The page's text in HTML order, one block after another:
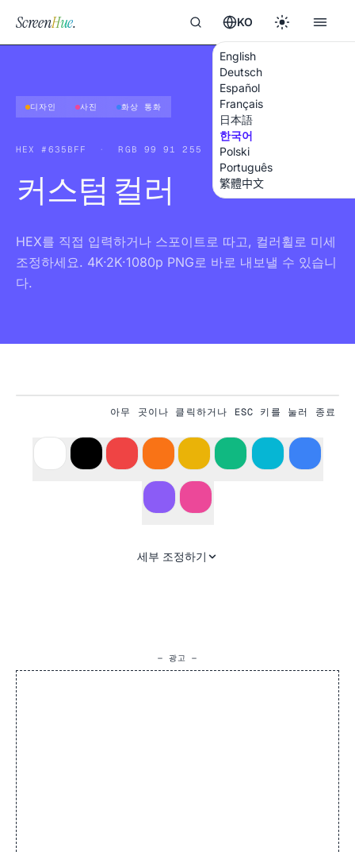
ScreenHue. KO
English
Deutsch
Español
Français
日本語
한국어
Polski
Português
繁體中文
디자인 사진 화상 통화
HEX#635BFF · RGB 99 91 255
커스텀 컬러
HEX를 직접 입력하거나 스포이트로 따고, 컬러휠로 미세
조정하세요. 4K·2K·1080p PNG로 바로 내보낼 수 있습니
다.
아무 곳이나 클릭하거나 ESC 키를 눌러 종료
세부 조정하기
— 광고 —